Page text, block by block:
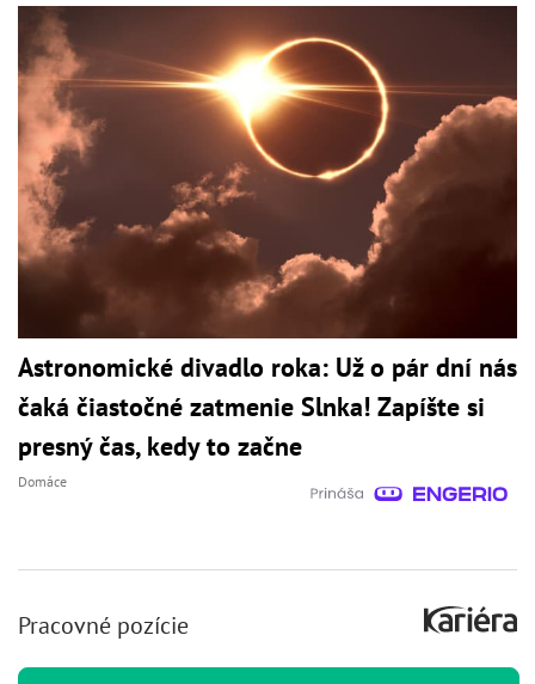
Astronomické divadlo roka: Už o pár dní nás
čaká čiastočné zatmenie Slnka! Zapíšte si
presný čas, kedy to začne
Domáce
Pracovné pozície